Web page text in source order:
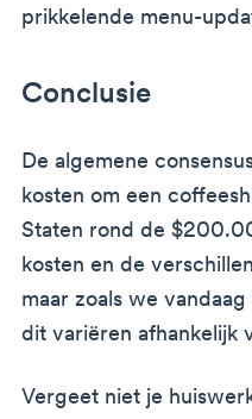
prikkelende menu-
Conclusie
De algemene
kosten om een
Staten rond de
kosten en de
maar zoals we
dit variëren afhankelijk
Vergeet niet je